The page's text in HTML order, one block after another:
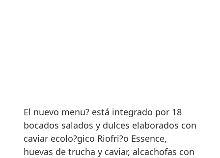
El nuevo menu? está integrado por 18
bocados salados y dulces elaborados con
caviar ecolo?gico Riofri?o Essence,
huevas de trucha y caviar, alcachofas con